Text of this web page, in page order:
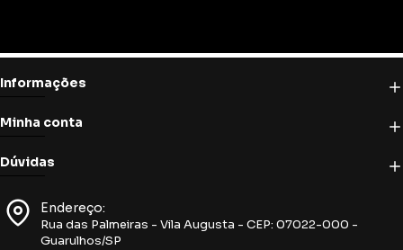
Informações
Minha conta
Dúvidas
Endereço:
Rua das Palmeiras - Vila Augusta - CEP: 07022-000 -
Guarulhos/SP